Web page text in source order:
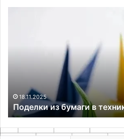
18.11.2025
Поделки из бумаги в